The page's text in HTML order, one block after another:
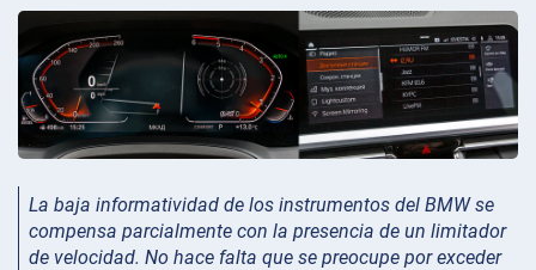
La baja informatividad de los instrumentos del BMW se
compensa parcialmente con la presencia de un limitador
de velocidad. No hace falta que se preocupe por exceder